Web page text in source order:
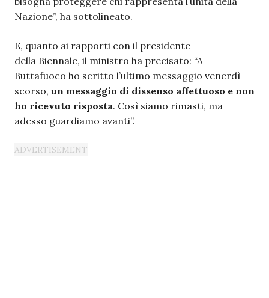
Nazione”, ha sottolineato.
E, quanto ai rapporti con il presidente
della Biennale, il ministro ha precisato: “A
Buttafuoco ho scritto l’ultimo messaggio venerdì
scorso, un messaggio di dissenso affettuoso e non
ho ricevuto risposta. Così siamo rimasti, ma
adesso guardiamo avanti”.